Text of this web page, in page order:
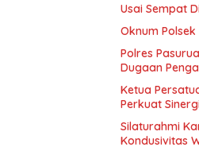
Usai Sempat
Oknum
Polres
Dugaan
Ketua
Perkuat
Silaturahmi
Kondusivitas